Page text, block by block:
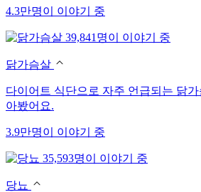
4.3만명이 이야기 중
39,841명이 이야기 중
닭가슴살
다이어트 식단으로 자주 언급되는 닭
아봤어요.
3.9만명이 이야기 중
35,593명이 이야기 중
당뇨